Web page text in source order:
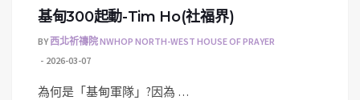
基甸300起動-Tim Ho(社福界)
BY西北祈禱院 NWHOP NORTH-WEST HOUSE OF PRAYER
2026-03-07
為何是「基甸軍隊」?因為 …